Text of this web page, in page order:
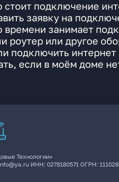
стоит подключение
заявку на
времени занимает
роутер или другое
подключить
если в моём доме
Технологии»
ИНН: 0278180571 ОГРН: